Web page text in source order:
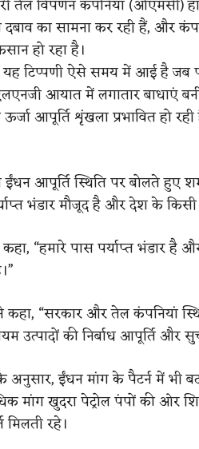
तेल विपणन कंपनियां (ओएमसी)
दबाव का सामना कर रही हैं, और
हो रहा है।
टिप्पणी ऐसे समय में आई है जब
आयात में लगातार बाधाएं
ऊर्जा आपूर्ति शृंखला प्रभावित हो रही
ईंधन आपूर्ति स्थिति पर बोलते हुए
भंडार मौजूद है और देश के
कहा, “हमारे पास पर्याप्त भंडार
कहा, “सरकार और तेल कंपनियां
उत्पादों की निर्बाध आपूर्ति
अनुसार, ईंधन मांग के पैटर्न में भी
मांग खुदरा पेट्रोल पंपों की ओर
मिलती रहे।